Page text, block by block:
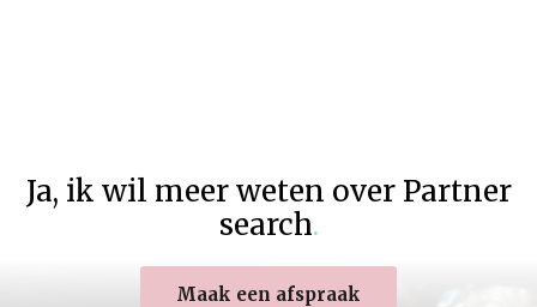
Ja, ik wil meer weten over Partner
search.
Maak een afspraak